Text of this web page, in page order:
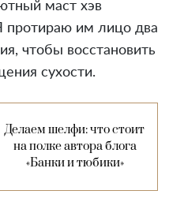
маст хэв
протираю им лицо два
чтобы восстановить
сухости.
Делаем шелфи: что стоит
на полке автора блога
«Банки и тюбики»